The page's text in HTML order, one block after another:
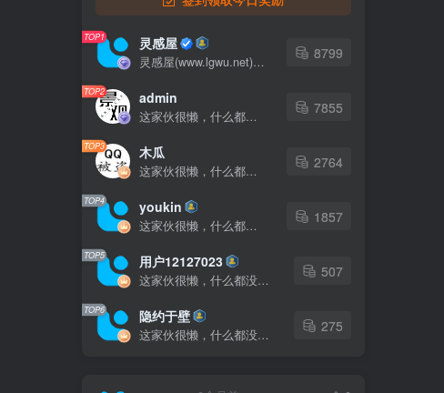
TOP1 灵感屋
灵感屋(www.lgwu.net)尽可能为每一位设计师提供更全面、更精致、更具有创意感的设计素材。努力成为景观设计师展示实力和互相学习的优质网络资源发布平台。
8799
TOP2 admin
这家伙很懒，什么都没有写...
7855
TOP3 木瓜
这家伙很懒，什么都没有写...
2764
TOP4 youkin
这家伙很懒，什么都没有写...
1857
TOP5 用户12127023
这家伙很懒，什么都没有写...
507
TOP6 隐约于壁
这家伙很懒，什么都没有写...
275